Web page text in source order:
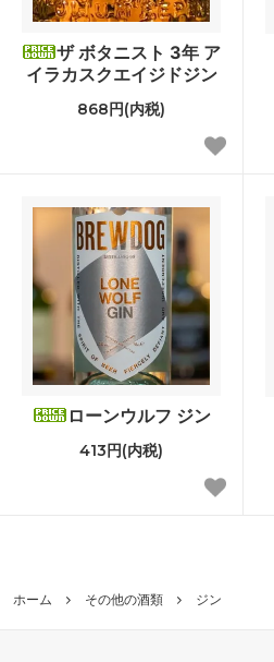
ザ ボタニスト 3年 ア
イラカスクエイジドジン
868円(内税)
ローンウルフ ジン
413円(内税)
ホーム その他の酒類 ジン